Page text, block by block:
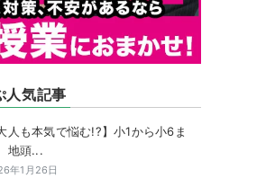
人気記事
大人も本気で悩む!?】小1から小6ま
地頭...
年1月26日